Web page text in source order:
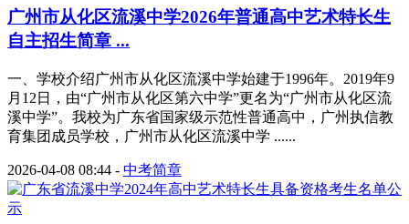
广州市从化区流溪中学2026年普通高中艺术特长生
自主招生简章 ...
一、学校介绍广州市从化区流溪中学始建于1996年。2019年9
月12日，由“广州市从化区第六中学”更名为“广州市从化区流
溪中学”。我校为广东省国家级示范性普通高中，广州执信教
育集团成员学校，广州市从化区流溪中学 ......
2026-04-08 08:44 - 中考简章